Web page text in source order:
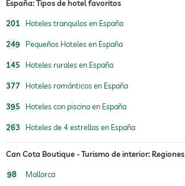
masajes para el bienestar
España: Tipos de hotel favoritos
201 Hoteles tranquilos en España
249 Pequeños Hoteles en España
145 Hoteles rurales en España
377 Hoteles románticos en España
395 Hoteles con piscina en España
263 Hoteles de 4 estrellas en España
Can Cota Boutique - Turismo de interior:
98 Mallorca